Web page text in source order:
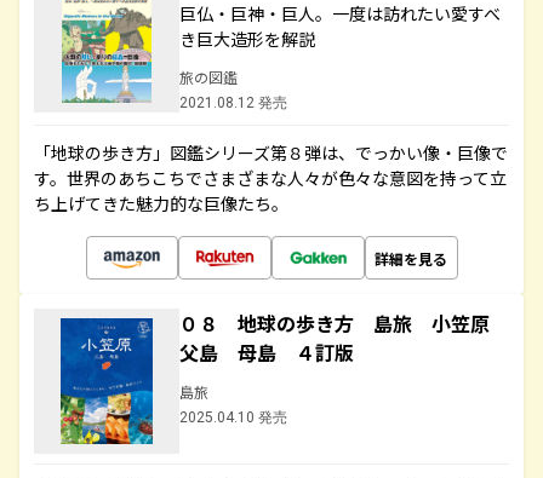
巨仏・巨神・巨人。一度は訪れたい愛すべ
き巨大造形を解説
旅の図鑑
2021.08.12 発売
「地球の歩き方」図鑑シリーズ第８弾は、でっかい像・巨像で
す。世界のあちこちでさまざまな人々が色々な意図を持って立
ち上げてきた魅力的な巨像たち。
詳細を見る
０８ 地球の歩き方 島旅 小笠原
父島 母島 ４訂版
島旅
2025.04.10 発売